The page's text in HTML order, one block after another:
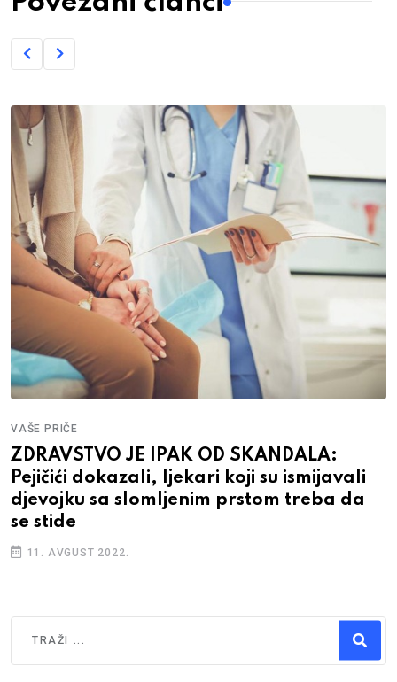
VAŠE PRIČE
ZDRAVSTVO JE IPAK OD SKANDALA:
Pejičići dokazali, ljekari koji su ismijavali
djevojku sa slomljenim prstom treba da
se stide
11. AVGUST 2022.
Type 2 or more characters for results.